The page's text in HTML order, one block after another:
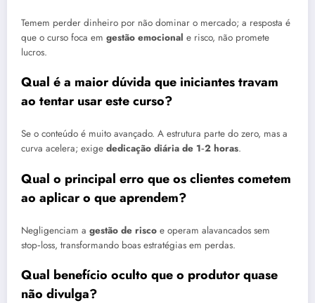
Temem perder dinheiro por não dominar o mercado; a resposta é
que o curso foca em gestão emocional e risco, não promete
lucros.
Qual é a maior dúvida que iniciantes travam
ao tentar usar este curso?
Se o conteúdo é muito avançado. A estrutura parte do zero, mas a
curva acelera; exige dedicação diária de 1‑2 horas.
Qual o principal erro que os clientes cometem
ao aplicar o que aprendem?
Negligenciam a gestão de risco e operam alavancados sem
stop‑loss, transformando boas estratégias em perdas.
Qual benefício oculto que o produtor quase
não divulga?